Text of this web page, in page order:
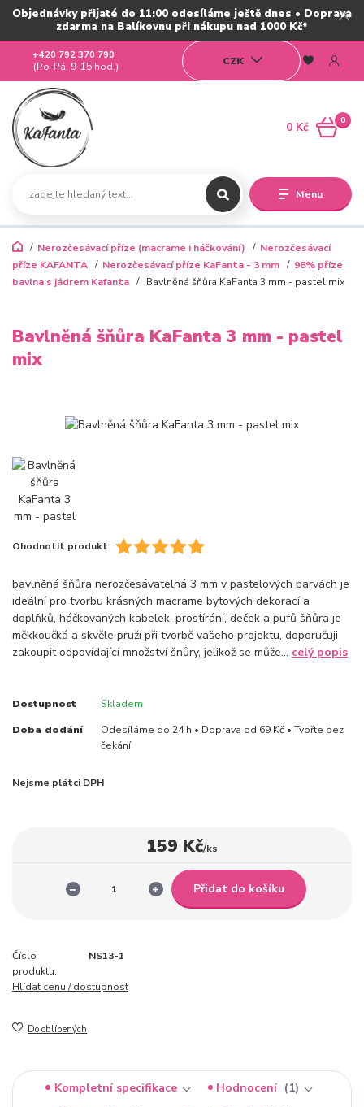
Objednávky přijaté do 11:00 odesíláme ještě dnes • Doprava
zdarma na Balíkovnu při nákupu nad 1000 Kč*
Menu
CZK
+420 792 370 790
(Po-Pá, 9-15 hod.)
0
0 Kč
Nerozčesávací příze (macrame i háčkování)
Nerozčesávací
příze KAFANTA
Nerozčesávací příze KaFanta - 3 mm
98% příze
bavlna s jádrem Kafanta
Bavlněná šňůra KaFanta 3 mm - pastel mix
Bavlněná šňůra KaFanta 3 mm - pastel
mix
Ohodnotit produkt
bavlněná šňůra nerozčesávatelná 3 mm v pastelových barvách je
ideální pro tvorbu krásných macrame bytových dekorací a
doplňků, háčkovaných kabelek, prostírání, deček a pufů šňůra je
měkkoučká a skvěle pruží při tvorbě vašeho projektu, doporučuji
zakoupit odpovídající množství šnůry, jelikož se může... celý popis
Dostupnost Skladem
Doba dodání
Odesíláme do 24 h • Doprava od 69 Kč • Tvořte bez
čekání
Nejsme plátci DPH
159 Kč/ks
Přidat do košíku
Číslo
produktu:
NS13-1
Hlídat cenu / dostupnost
Do oblíbených
Kompletní specifikace Hodnocení
1